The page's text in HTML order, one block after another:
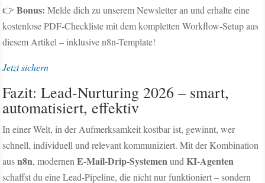
👉Bonus: Melde dich zu unserem Newsletter an und erhalte eine
kostenlose PDF-Checkliste mit dem kompletten Workflow-Setup aus
diesem Artikel – inklusive n8n-Template!
Jetzt sichern
Fazit: Lead-Nurturing 2026 – smart,
automatisiert, effektiv
In einer Welt, in der Aufmerksamkeit kostbar ist, gewinnt, wer
schnell, individuell und relevant kommuniziert. Mit der Kombination
ausn8n, modernenE-Mail-Drip-SystemenundKI-Agenten
schaffst du eine Lead-Pipeline, die nicht nur funktioniert – sondern